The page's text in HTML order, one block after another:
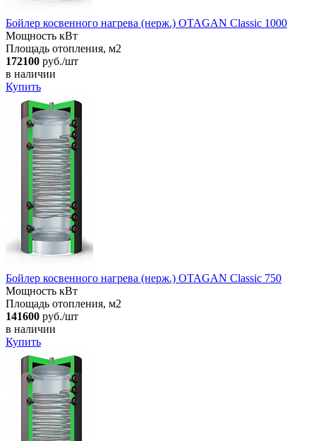
Бойлер косвенного нагрева (нерж.) OTAGAN Classic 1000
Мощность кВт
Площадь отопления, м2
172100 руб./шт
в наличии
Купить
Бойлер косвенного нагрева (нерж.) OTAGAN Classic 750
Мощность кВт
Площадь отопления, м2
141600 руб./шт
в наличии
Купить